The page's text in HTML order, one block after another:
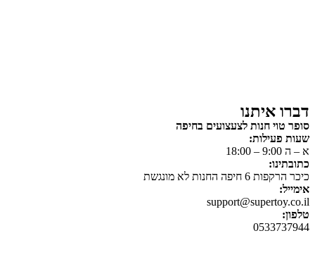
דברו איתנו
סופר טוי חנות לצעצועים בחיפה
שעות פעילות:
א – ה 9:00 – 18:00
כתובתינו:
כיכר הרקפות 6 חיפה החנות לא מונגשת
אימייל:
support@supertoy.co.il
טלפון:
0533737944